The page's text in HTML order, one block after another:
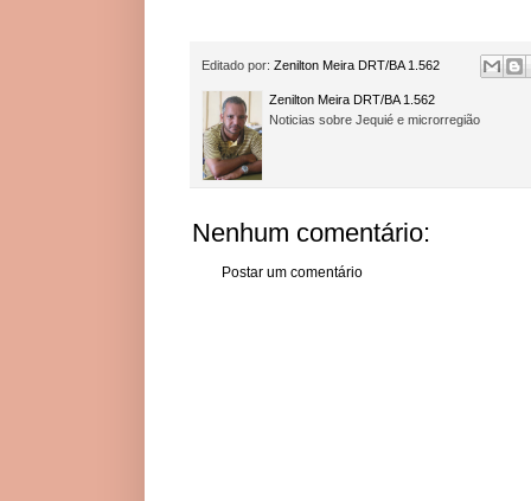
Editado por: Zenilton Meira DRT/BA 1.562
Zenilton Meira DRT/BA 1.562
Noticias sobre Jequié e microrregião
Nenhum comentário:
Postar um comentário